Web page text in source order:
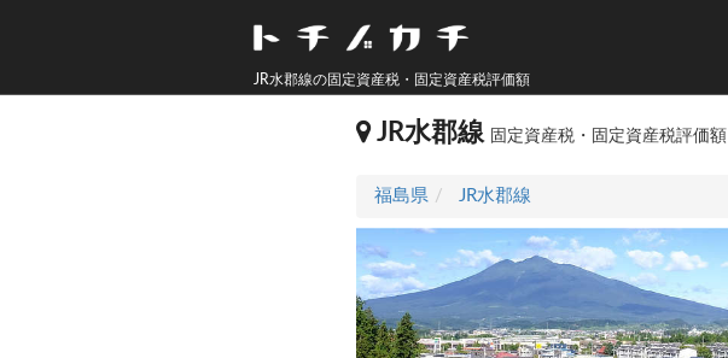
JR水郡線の固定資産税・固定資産税評価額
JR水郡線 固定資産税・固定資産税評価額
福島県 JR水郡線